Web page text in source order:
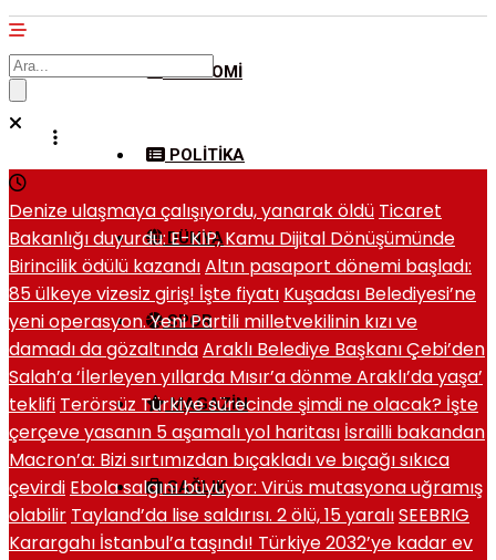
EKONOMI
POLITIKA
DÜNYA
SPOR
MAGAZIN
SAĞLIK
Denize ulaşmaya çalışıyordu, yanarak öldü Ticaret
Bakanlığı duyurdu: E-KİP, Kamu Dijital Dönüşümünde
Birincilik ödülü kazandıAltın pasaport dönemi başladı:
85 ülkeye vizesiz giriş! İşte fiyatı Kuşadası Belediyesi’ne
yeni operasyon. Yeni Partili milletvekilinin kızı ve
damadı da gözaltındaAraklı Belediye Başkanı Çebi’den
Salah’a ‘İlerleyen yıllarda Mısır’a dönme Araklı’da yaşa’
teklifi Terörsüz Türkiye sürecinde şimdi ne olacak? İşte
çerçeve yasanın 5 aşamalı yol haritası İsrailli bakandan
Macron’a: Bizi sırtımızdan bıçakladı ve bıçağı sıkıca
çevirdi Ebola salgını büyüyor: Virüs mutasyona uğramış
olabilir Tayland’da lise saldırısı. 2 ölü, 15 yaralıSEEBRIG
Karargahı İstanbul’a taşındı! Türkiye 2032’ye kadar ev